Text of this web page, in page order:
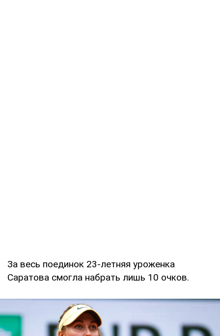
За весь поединок 23-летняя уроженка
Саратова смогла набрать лишь 10 очков.